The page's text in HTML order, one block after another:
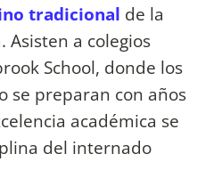
tradicional de la
a colegios
School, donde los
se preparan con años
académica se
del internado